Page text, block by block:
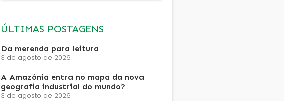
ÚLTIMAS POSTAGENS
Da merenda para leitura
3 de agosto de 2026
A Amazônia entra no mapa da nova
geografia industrial do mundo?
3 de agosto de 2026